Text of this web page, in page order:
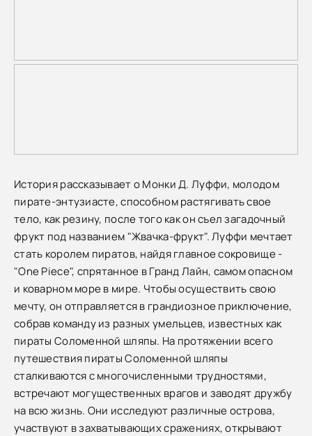
История рассказывает о Монки Д. Луффи, молодом
пирате-энтузиасте, способном растягивать свое
тело, как резину, после того как он съел загадочный
фрукт под названием "Жвачка-фрукт". Луффи мечтает
стать королем пиратов, найдя главное сокровище -
"One Piece", спрятанное в Гранд Лайн, самом опасном
и коварном море в мире. Чтобы осуществить свою
мечту, он отправляется в грандиозное приключение,
собрав команду из разных умельцев, известных как
пираты Соломенной шляпы. На протяжении всего
путешествия пираты Соломенной шляпы
сталкиваются с многочисленными трудностями,
встречают могущественных врагов и заводят дружбу
на всю жизнь. Они исследуют различные острова,
участвуют в захватывающих сражениях, открывают